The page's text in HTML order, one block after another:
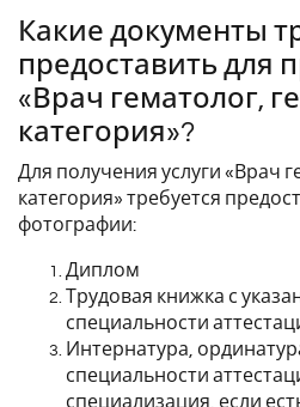
Какие документы
предоставить для
«Врач гематолог,
категория»?
Для получения услуги «Врач
категория» требуется
фотографии:
Диплом
Трудовая книжка с
специальности
Интернатура,
специальности
специализация, если